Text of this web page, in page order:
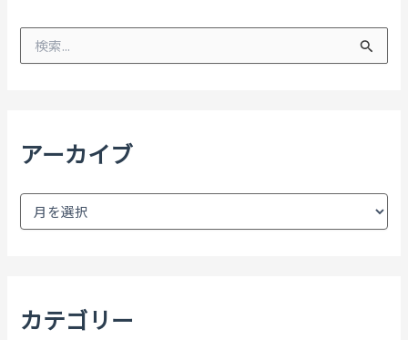
検
アーカイブ
ア
カテゴリー